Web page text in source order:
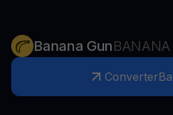
Banana GunBANANA
Converter